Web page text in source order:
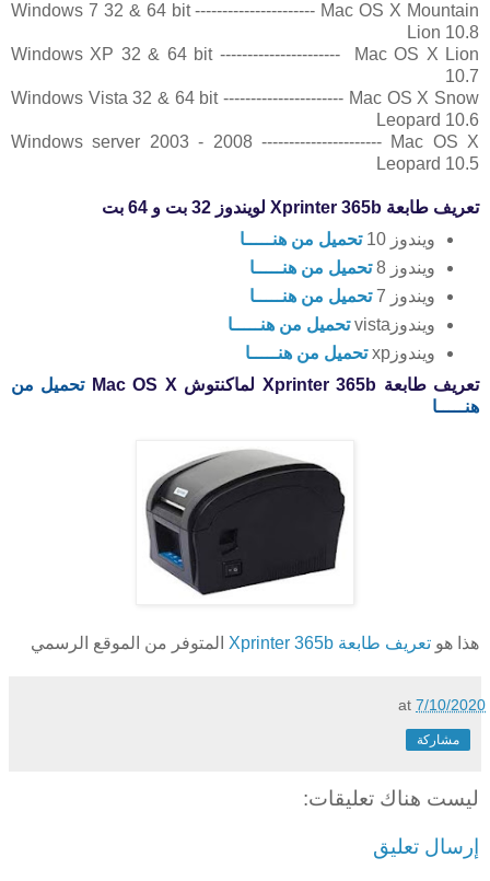
Windows 7 32 & 64 bit ---------------------- Mac OS X Mountain
Lion 10.8
Windows XP 32 & 64 bit ---------------------- Mac OS X Lion
10.7
Windows Vista 32 & 64 bit ---------------------- Mac OS X Snow
Leopard 10.6
Windows server 2003 - 2008 ---------------------- Mac OS X
Leopard 10.5
تعريف طابعة Xprinter 365b لويندوز 32 بت و 64 بت
ويندوز 10
تحميل من هنـــــا
ويندوز 8
تحميل من هنـــــا
ويندوز 7
تحميل من هنـــــا
ويندوزvista
تحميل من هنـــــا
ويندوزxp
تحميل من هنـــــا
تعريف طابعة Xprinter 365b لماكنتوش
Mac OS X
تحميل من
هنـــــا
هذا هو تعريف طابعة Xprinter 365b المتوفر من الموقع الرسمي
at7/10/2020
مشاركة
ليست هناك تعليقات:
إرسال تعليق